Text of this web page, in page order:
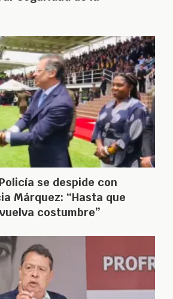
se despide con
Márquez: “Hasta que
costumbre”